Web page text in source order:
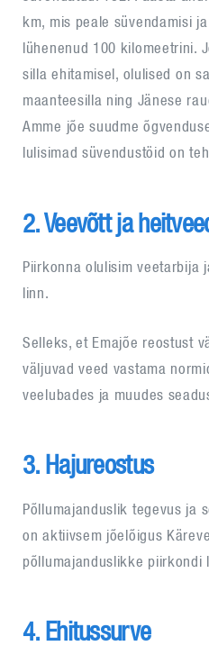
km, mis peale süvendamisi
lühenenud 100 kilomeetrini.
silla ehitamisel, olulised on
maanteesilla ning Jänese
Amme jõe suudme
lulisimad süvendustöid on
2. Veevõtt ja
Piirkonna olulisim veetarbija
linn.
Selleks, et Emajõe reostust
väljuvad veed vastama
veelubades ja muudes
3. Hajureostus
Põllumajanduslik tegevus ja
on aktiivsem jõelõigus
põllumajanduslikke piirkondi
4. Ehitussurve